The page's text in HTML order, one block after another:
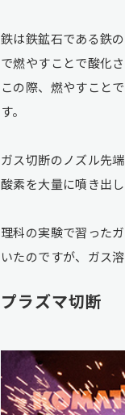
鉄は鉄鉱石である鉄
で燃やすことで酸化
この際、燃やすこと
す。
ガス切断のノズル先端
酸素を大量に噴き出
理科の実験で習った
いたのですが、ガス
プラズマ切断